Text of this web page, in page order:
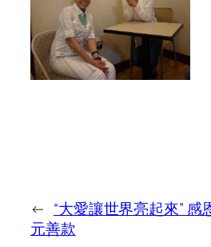
← “大愛讓世界亮起來” 感
元善款